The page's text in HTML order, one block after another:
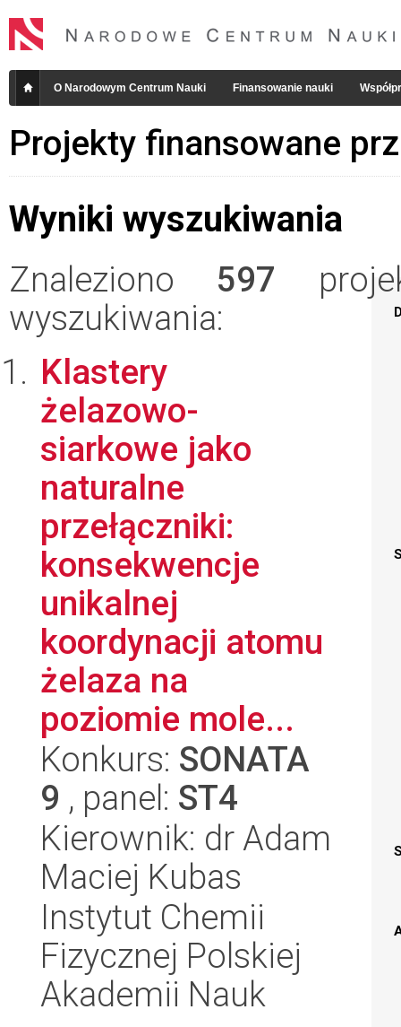
O Narodowym Centrum Nauki Finansowanie nauki
Projekty finansowane
Wyniki wyszukiwania
Znaleziono 597
wyszukiwania:
Klastery
żelazowo-
siarkowe jako
naturalne
przełączniki:
konsekwencje
unikalnej
koordynacji atomu
żelaza na
poziomie mole...
Konkurs: SONATA
9 , panel: ST4
Kierownik: dr Adam
Maciej Kubas
Instytut Chemii
Fizycznej Polskiej
Akademii Nauk